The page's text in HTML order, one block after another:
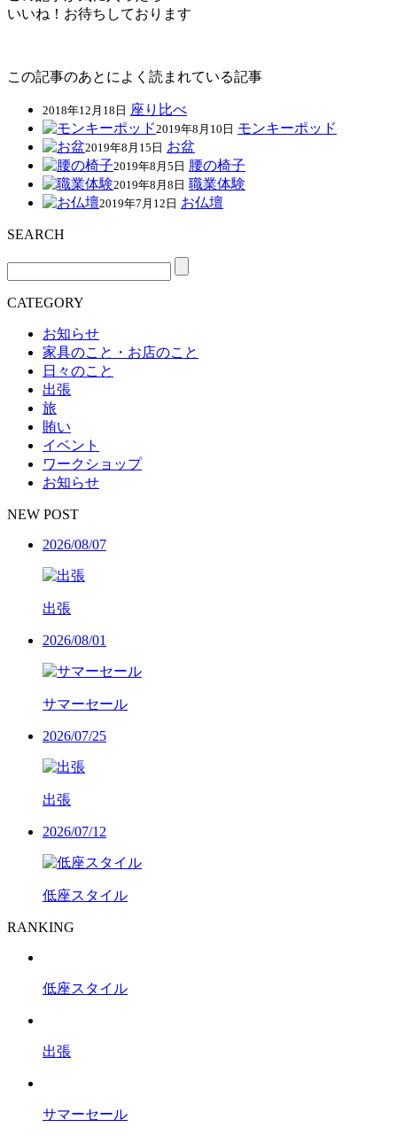
いいね！お待ちしております
この記事のあとによく読まれている記事
2018年12月18日 座り比べ
2019年8月10日 モンキーポッド
2019年8月15日 お盆
2019年8月5日 腰の椅子
2019年8月8日 職業体験
2019年7月12日 お仏壇
SEARCH
CATEGORY
お知らせ
家具のこと・お店のこと
日々のこと
出張
旅
賄い
イベント
ワークショップ
お知らせ
NEW POST
2026/08/07
出張
2026/08/01
サマーセール
2026/07/25
出張
2026/07/12
低座スタイル
RANKING
低座スタイル
出張
サマーセール